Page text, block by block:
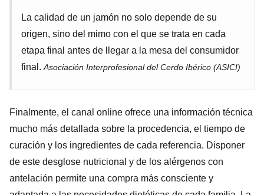
La calidad de un jamón no solo depende de su
origen, sino del mimo con el que se trata en cada
etapa final antes de llegar a la mesa del consumidor
final. Asociación Interprofesional del Cerdo Ibérico (ASICI)
Finalmente, el canal online ofrece una información técnica
mucho más detallada sobre la procedencia, el tiempo de
curación y los ingredientes de cada referencia. Disponer
de este desglose nutricional y de los alérgenos con
antelación permite una compra más consciente y